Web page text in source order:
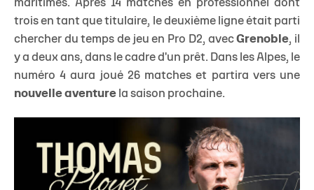
maritimes. Après 14 matches en professionnel dont
trois en tant que titulaire, le deuxième ligne était parti
chercher du temps de jeu en Pro D2, avecGrenoble, il
y a deux ans, dans le cadre d'un prêt. Dans les Alpes, le
numéro 4 aura joué 26 matches et partira vers une
nouvelle aventure la saison prochaine.